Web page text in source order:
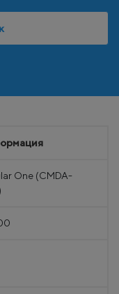
One (CMDA-